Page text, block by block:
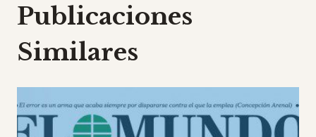
Publicaciones
Similares